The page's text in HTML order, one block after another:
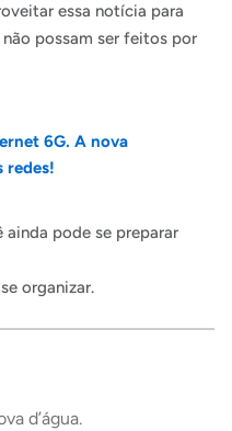
essa notícia para
possam ser feitos por
6G. A nova
redes!
pode se preparar
organizar.
d’água.